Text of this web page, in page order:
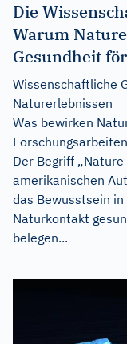
Die
Warum
Gesundheit
Wissenschaftliche
Naturerlebnissen
Was bewirken
Der Begriff
amerikanischen
das Bewusstsein
Naturkontakt
belegen...